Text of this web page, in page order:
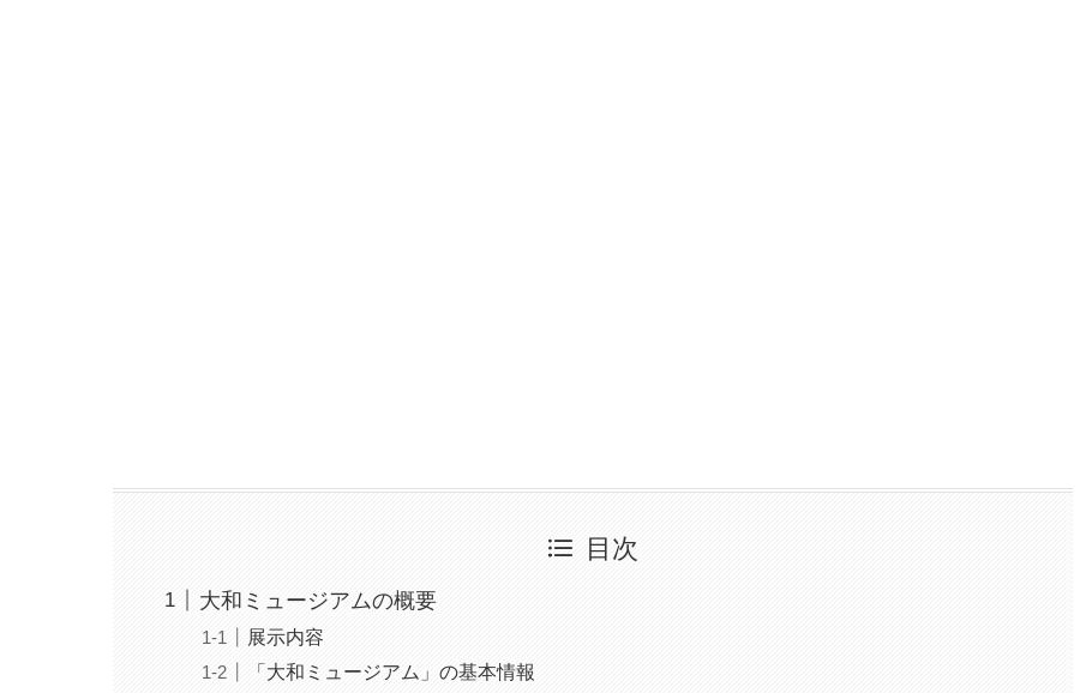
目次
大和ミュージアムの概要
展示内容
「大和ミュージアム」の基本情報